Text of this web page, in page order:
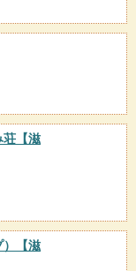
荘 【滋
【滋